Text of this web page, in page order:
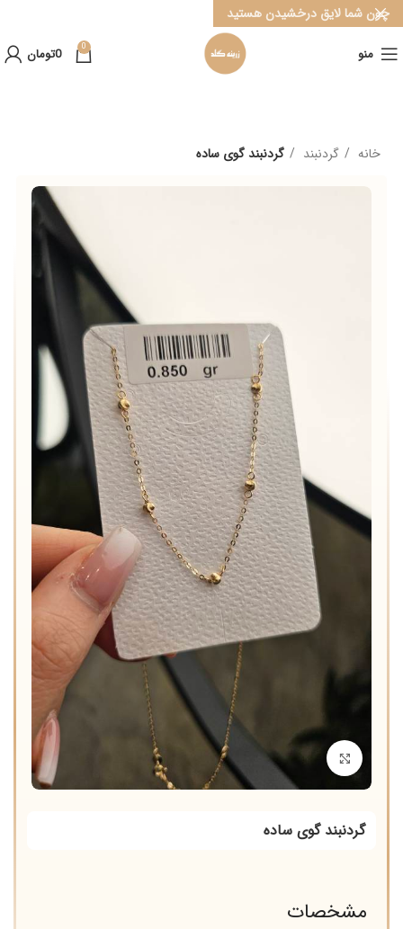
منو 0
0تومان
خانه گردنبند گردنبند گوی ساده
برای بزرگنمایی کلیک کنید
گردنبند گوی ساده
مشخصات
چون شما لایق درخشیدن هستید